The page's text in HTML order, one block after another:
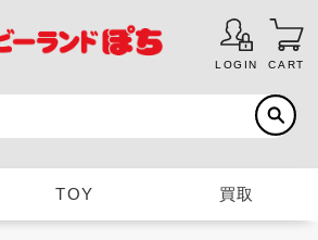
LOGIN CART
TOY 買取